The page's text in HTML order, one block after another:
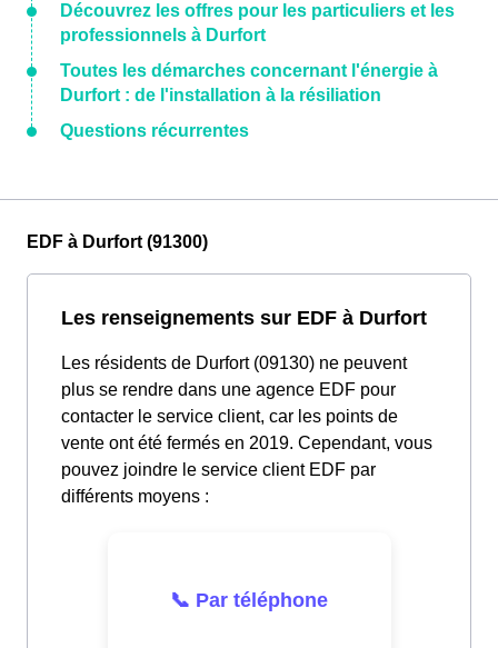
Découvrez les offres pour les particuliers et les
professionnels à Durfort
Toutes les démarches concernant l'énergie à
Durfort : de l'installation à la résiliation
Questions récurrentes
EDF à Durfort (91300)
Les renseignements sur EDF à Durfort
Les résidents de Durfort (09130) ne peuvent
plus se rendre dans une agence EDF pour
contacter le service client, car les points de
vente ont été fermés en 2019. Cependant, vous
pouvez joindre le service client EDF par
différents moyens :
📞 Par téléphone